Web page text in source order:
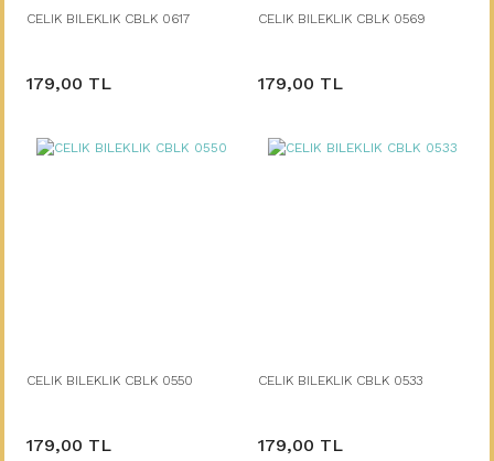
CELIK BILEKLIK CBLK 0617
179,00 TL
CELIK BILEKLIK CBLK 0569
179,00 TL
CELIK BILEKLIK CBLK 0550
179,00 TL
CELIK BILEKLIK CBLK 0533
179,00 TL